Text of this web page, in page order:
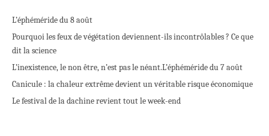
L’éphéméride du 8 août
Pourquoi les feux de végétation deviennent-ils incontrôlables ? Ce que
dit la science
L’inexistence, le non être, n’est pas le néant.L’éphéméride du 7 août
Canicule : la chaleur extrême devient un véritable risque économique
Le festival de la dachine revient tout le week-end